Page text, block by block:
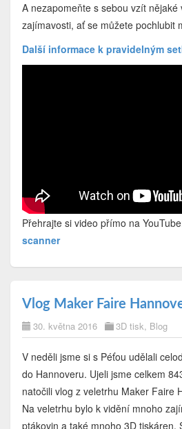
A nezapomeňte s sebou vzít nějaké
zajímavosti, ať se můžete pochlubit
Další informace k pravidelným
Přehrajte si video přímo na
scanner
Vlog Maker Faire
30. května 2016 3D tisk, Blog
V neděli jsme si s Péťou udělali
do Hannoveru. Ujeli jsme celkem
natočili vlog z veletrhu Maker Faire
Na veletrhu bylo k vidění mnoho
ptákovin a také mnoho 3D tiskáren.